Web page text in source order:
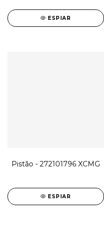
ESPIAR
Pistão - 272101796 XCMG
ESPIAR